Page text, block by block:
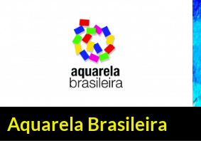
Aquarela Brasileira
Pesquisar
PULAR